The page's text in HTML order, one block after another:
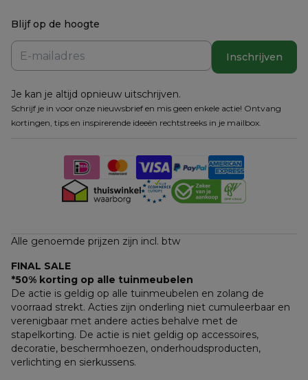
Blijf op de hoogte
Inschrijven
Je kan je altijd opnieuw uitschrijven.
Schrijf je in voor onze nieuwsbrief en mis geen enkele actie! Ontvang
kortingen, tips en inspirerende ideeën rechtstreeks in je mailbox.
Alle genoemde prijzen zijn incl. btw
FINAL SALE
*50% korting op alle tuinmeubelen
De actie is geldig op alle tuinmeubelen en zolang de
voorraad strekt. Acties zijn onderling niet cumuleerbaar en
verenigbaar met andere acties behalve met de
stapelkorting. De actie is niet geldig op accessoires,
decoratie, beschermhoezen, onderhoudsproducten,
verlichting en sierkussens.